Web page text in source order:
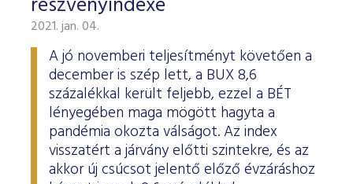
2021. jan. 04.
A jó novemberi teljesítményt követően a
december is szép lett, a BUX 8,6
százalékkal került feljebb, ezzel a BÉT
lényegében maga mögött hagyta a
pandémia okozta válságot. Az index
visszatért a járvány előtti szintekre, és az
akkor új csúcsot jelentő előző évzáráshoz